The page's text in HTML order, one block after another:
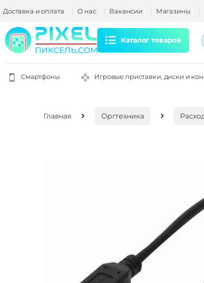
Доставка и оплата О нас Вакансии Магазины
Каталог товаров
Смартфоны Игровые приставки, диски и
Главная Оргтехника